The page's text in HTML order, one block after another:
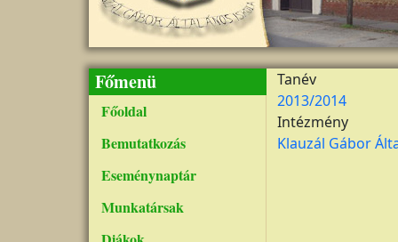
Főmenü
Főoldal
Bemutatkozás
Eseménynaptár
Munkatársak
Tanév
2013/2014
Intézmény
Klauzál Gábor